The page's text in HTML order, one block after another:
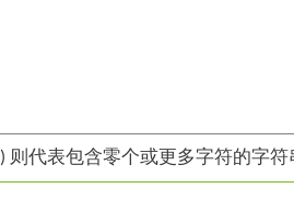
) 则代表包含零个或更多字符的字符